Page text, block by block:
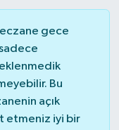
gece
Bu
açık
etmeniz iyi bir